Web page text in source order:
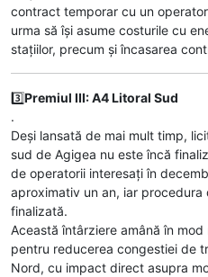
contract temporar cu un
urma să își asume costurile cu
stațiilor, precum și încasarea
3️⃣Premiul III: A4 Litoral Sud
.
Deși lansată de mai mult timp,
sud de Agigea nu este încă
de operatorii interesați în
aproximativ un an, iar procedura
finalizată.
Această întârziere amână în
pentru reducerea congestiei de
Nord, cu impact direct asupra